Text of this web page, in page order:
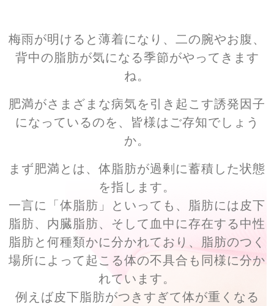
梅雨が明けると薄着になり、二の腕やお腹、
背中の脂肪が気になる季節がやってきます
ね。
肥満がさまざまな病気を引き起こす誘発因子
になっているのを、皆様はご存知でしょう
か。
まず肥満とは、体脂肪が過剰に蓄積した状態
を指します。
一言に「体脂肪」といっても、脂肪には皮下
脂肪、内臓脂肪、そして血中に存在する中性
脂肪と何種類かに分かれており、脂肪のつく
場所によって起こる体の不具合も同様に分か
れています。
例えば皮下脂肪がつきすぎて体が重くなる